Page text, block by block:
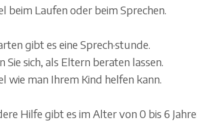
beim Laufen oder beim Sprechen.
gibt es eine Sprech·stunde.
Sie sich, als Eltern beraten lassen.
wie man Ihrem Kind helfen kann.
Hilfe gibt es im Alter von 0 bis 6